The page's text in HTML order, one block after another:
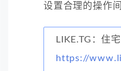
设置合理的操作
LIKE.TG：住
https://